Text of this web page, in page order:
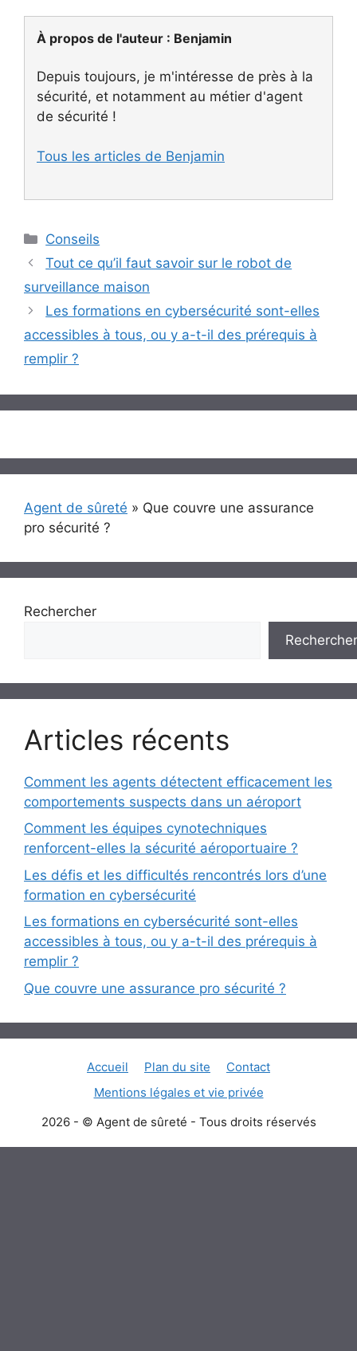
À propos de l'auteur : Benjamin
Depuis toujours, je m'intéresse de près à la
sécurité, et notamment au métier d'agent
de sécurité !
Tous les articles de Benjamin
Catégories
Conseils
Tout ce qu’il faut savoir sur le robot de
surveillance maison
Les formations en cybersécurité sont-elles
accessibles à tous, ou y a-t-il des prérequis à
remplir ?
Agent de sûreté » Que couvre une assurance
pro sécurité ?
Rechercher
Rechercher
Articles récents
Comment les agents détectent efficacement les
comportements suspects dans un aéroport
Comment les équipes cynotechniques
renforcent-elles la sécurité aéroportuaire ?
Les défis et les difficultés rencontrés lors d’une
formation en cybersécurité
Les formations en cybersécurité sont-elles
accessibles à tous, ou y a-t-il des prérequis à
remplir ?
Que couvre une assurance pro sécurité ?
Accueil Plan du site
Contact
Mentions légales et vie privée
2026 - © Agent de sûreté - Tous droits réservés